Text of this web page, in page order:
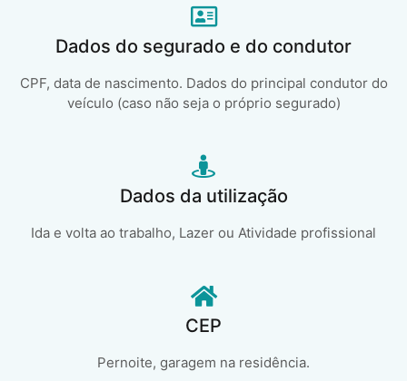
Dados do segurado e do condutor
CPF, data de nascimento. Dados do principal condutor do
veículo (caso não seja o próprio segurado)
Dados da utilização
Ida e volta ao trabalho, Lazer ou Atividade profissional
CEP
Pernoite, garagem na residência.